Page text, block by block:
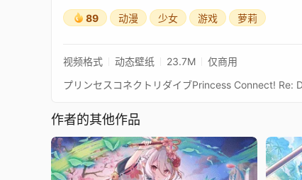
89 动漫 少女 游戏 萝莉
视频格式 动态壁纸 23.7M 仅商用
作者的其他作品